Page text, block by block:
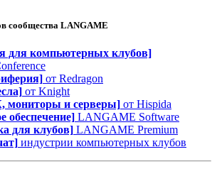
сообщества LANGAME
для компьютерных клубов]
от Redragon
от Knight
мониторы и серверы] от Hispida
обеспечение] LANGAME Software
для клубов] LANGAME Premium
индустрии компьютерных клубов